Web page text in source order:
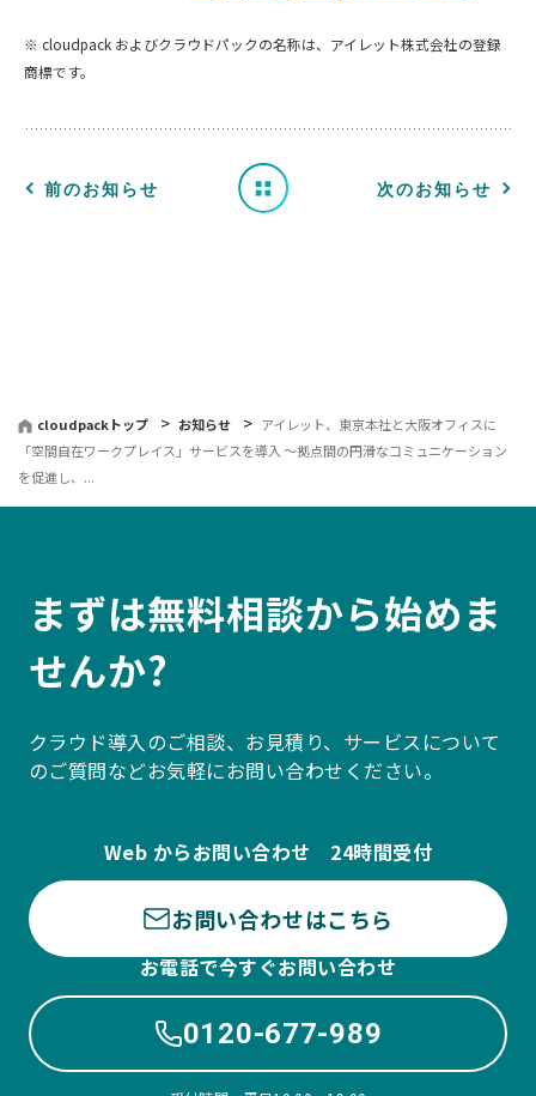
※ cloudpack およびクラウドパックの名称は、アイレット株式会社の登録
商標です。
前のお知らせ
せ
一 次のお知らせ
cloudpackトップ お知らせ
アイレット、東京本社と大阪オフィスに
「空間自在ワークプレイス」サービスを導入 〜拠点間の円滑なコミュニケーション
を促進し、...
まずは無料相談から始めま
せんか?
クラウド導入のご相談、お見積り、サービスについて
のご質問などお気軽にお問い合わせください。
Web からお問い合わせ 24時間受付
お問い合わせはこちら
お電話で今すぐお問い合わせ
0120-677-989